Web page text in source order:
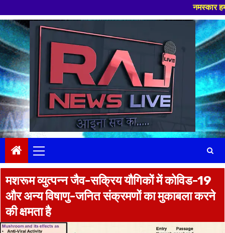
नमस्कार हमारे न्यूज
Skip
to
content
Menu
मशरूम व्युत्पन्न जैव-सक्रिय यौगिकों में कोविड-19
और अन्य विषाणु-जनित संक्रमणों का मुकाबला करने
की क्षमता है